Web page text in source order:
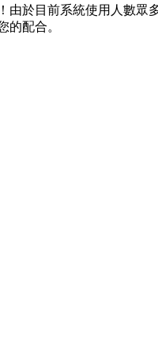
由於目前系統使用人數眾
的配合。